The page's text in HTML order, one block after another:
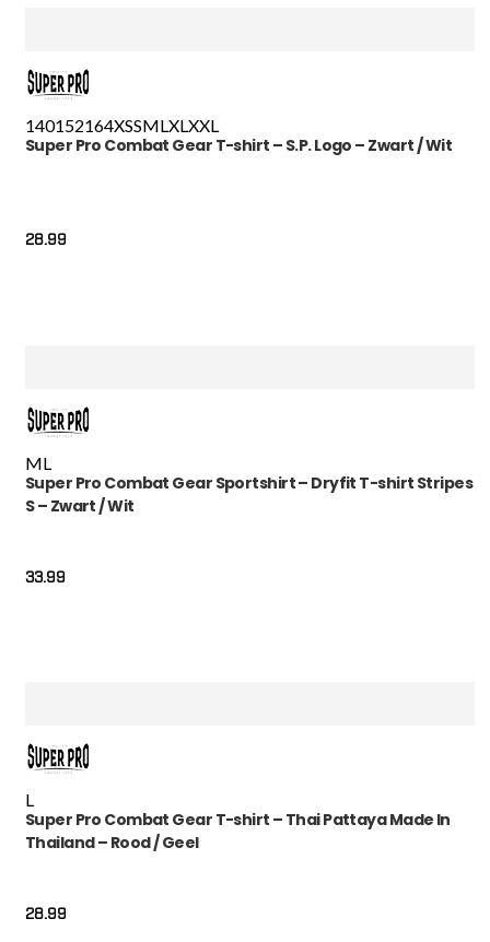
140152164XSSMLXLXXL
Super Pro Combat Gear T-shirt – S.P. Logo – Zwart / Wit
28.99
ML
Super Pro Combat Gear Sportshirt – Dryfit T-shirt Stripes
S – Zwart / Wit
33.99
L
Super Pro Combat Gear T-shirt – Thai Pattaya Made In
Thailand – Rood / Geel
28.99